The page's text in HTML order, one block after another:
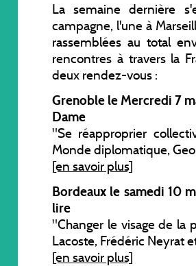
La semaine dernière
campagne, l'une à
rassemblées au total
rencontres à travers la
deux rendez-vous :
Grenoble le Mercredi 7
Dame
"Se réapproprier
Monde diplomatique,
[en savoir plus]
Bordeaux le samedi 10
lire
"Changer le visage de la
Lacoste, Frédéric Neyrat
[en savoir plus]